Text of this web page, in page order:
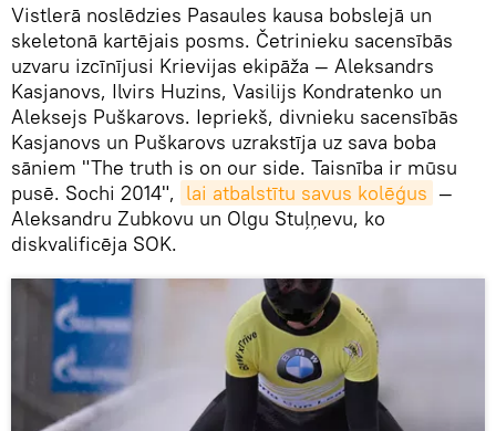
Vistlerā noslēdzies Pasaules kausa bobslejā un
skeletonā kartējais posms. Četrinieku sacensībās
uzvaru izcīnījusi Krievijas ekipāža — Aleksandrs
Kasjanovs, Ilvirs Huzins, Vasilijs Kondratenko un
Aleksejs Puškarovs. Iepriekš, divnieku sacensībās
Kasjanovs un Puškarovs uzrakstīja uz sava boba
sāniem "The truth is on our side. Taisnība ir mūsu
pusē. Sochi 2014", lai atbalstītu savus kolēģus —
Aleksandru Zubkovu un Olgu Stuļņevu, ko
diskvalificēja SOK.